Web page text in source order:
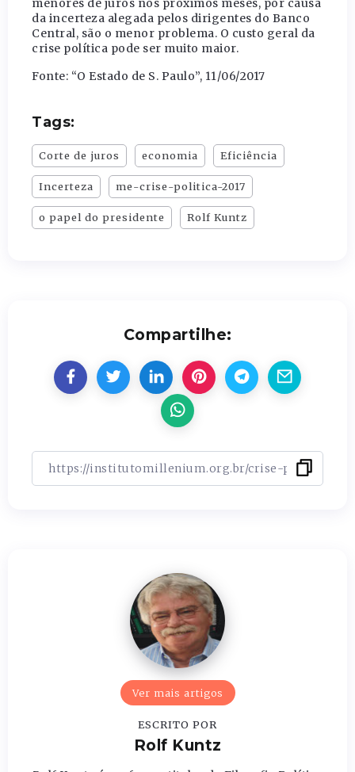
menores de juros nos próximos meses, por causa
da incerteza alegada pelos dirigentes do Banco
Central, são o menor problema. O custo geral da
crise política pode ser muito maior.
Fonte: “O Estado de S. Paulo”, 11/06/2017
Tags:
Corte de juros economia Eficiência
Incerteza me-crise-politica-2017
o papel do presidente Rolf Kuntz
Compartilhe:
Ver mais artigos
ESCRITO POR
Rolf Kuntz